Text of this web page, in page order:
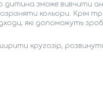
дитина зможе вивчити
кольори. Крім
які допоможуть
кругозір,